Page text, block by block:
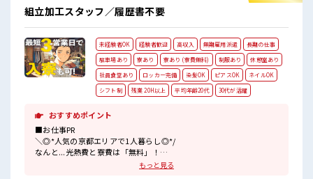
組立加工スタッフ／履歴書不要
未経験者OK 経験者歓迎 高収入 無期雇用派遣
長期の仕事
駐車場あり
寮あり 寮あり (寮費無料) 制服あり
休憩室あり
社員食堂あり
ロッカー完備 染髪OK ピアスOK
ネイルOK
シフト制
残業 20H以上 平均年齢20代 30代が活躍
おすすめポイント
■お仕事PR
＼◎*人気の京都エリアで1人暮らし◎*/
なんと...光熱費と寮費は「無料」！
もっと見る